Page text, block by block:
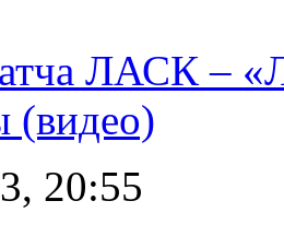
ЛАСК –
(видео)
20:55